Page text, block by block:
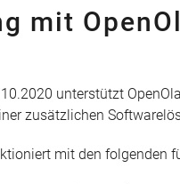
mit
unterstützt
zusätzlichen
mit den folgenden